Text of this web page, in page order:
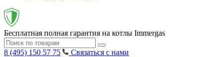
Бесплатная полная гарантия на котлы Immergas
8 (495) 150 57 75
Связаться с нами